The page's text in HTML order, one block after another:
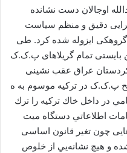
اوجالان دست نشانده
دقیق و منظم سیاست
ایزوله شده کرد. طی
بایستی تمام گریلاهای پ.ک.ک
کردستان عراق عقب نشینی
مسلح پ.ک.ک در ترکیه موسوم به ه
در داخل خاك تركيه را ترك
اطلاعاتي دستگاه ميت
چون تغیر قانون اساسی
و هيچ نشانه‌يي از خلوص